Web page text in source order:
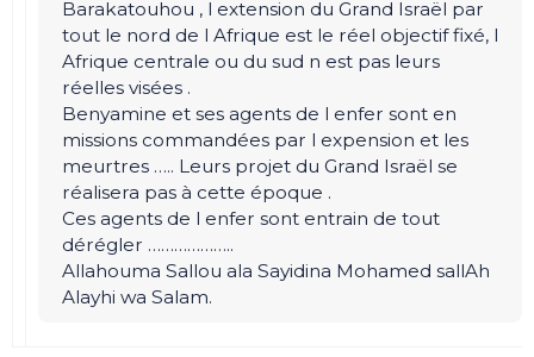
Barakatouhou , l extension du Grand Israël par
tout le nord de l Afrique est le réel objectif fixé, l
Afrique centrale ou du sud n est pas leurs
réelles visées .
Benyamine et ses agents de l enfer sont en
missions commandées par l expension et les
meurtres ….. Leurs projet du Grand Israël se
réalisera pas à cette époque .
Ces agents de l enfer sont entrain de tout
dérégler ………………..
Allahouma Sallou ala Sayidina Mohamed sallAh
Alayhi wa Salam.